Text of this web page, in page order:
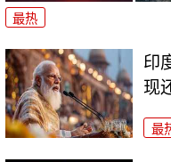
最热
印
现
最